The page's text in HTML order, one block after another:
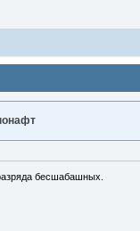
бесшабашных.